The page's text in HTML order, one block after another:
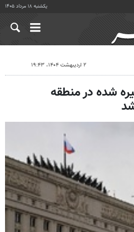
یکشنبه ۱۸ مرداد ۱۴۰۵
۲ اردیبهشت ۱۴۰۴، ۱۹:۴۳
شده در منطقه